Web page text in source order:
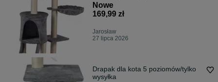
Nowe
169,99 zł
Jarosław
27 lipca 2026
Drapak dla kota 5 poziomów/tylko
wysyłka